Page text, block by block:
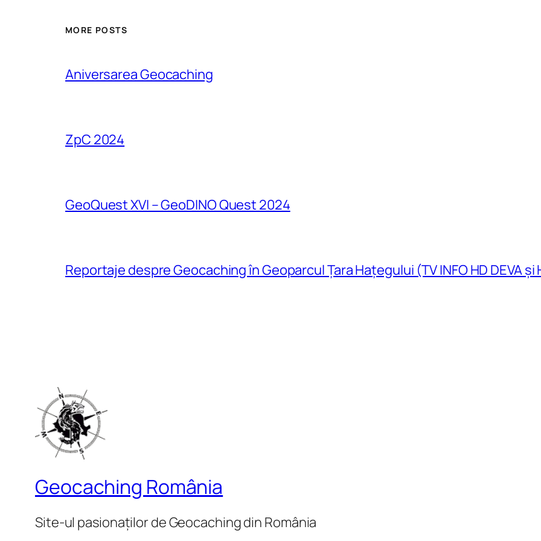
MORE POSTS
Aniversarea Geocaching
ZpC 2024
GeoQuest XVI – GeoDINO Quest 2024
Reportaje despre Geocaching în Geoparcul Țara Hațegului (TV INFO HD DEVA și
Geocaching România
Site-ul pasionaților de Geocaching din România